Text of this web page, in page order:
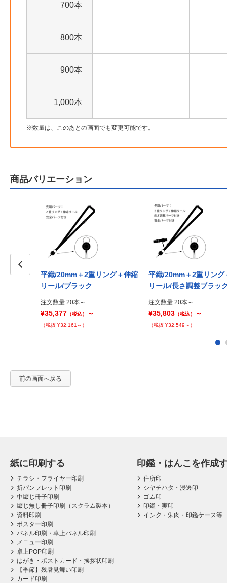
700本
800本
900本
1,000本
数量は、このあとの画面でも変更可能です。
商品バリエーション
平織/20mm＋2重リング＋伸縮
リール/ブラック
注文数量 20本～
¥35,377 （税込） ～
（税抜 ¥32,161～）
平織/20mm＋2重リング
リール/長さ調整ブラッ
注文数量 20本～
¥35,803 （税込） ～
（税抜 ¥32,549～）
前の画面へ戻る
紙に印刷する
チラシ・フライヤー印刷
折パンフレット印刷
中綴じ冊子印刷
綴じ無し冊子印刷（スクラム製本）
資料印刷
ポスター印刷
パネル印刷・卓上パネル印刷
メニュー印刷
卓上POP印刷
はがき・ポストカード・挨拶状印刷
【季節】残暑見舞い印刷
カード印刷
印鑑・はんこを作成
住所印
シヤチハタ・浸透印
ゴム印
印鑑・実印
インク・朱肉・印鑑ケース等